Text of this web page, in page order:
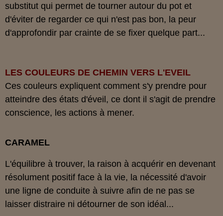
substitut qui permet de tourner autour du pot et
d'éviter de regarder ce qui n'est pas bon, la peur
d'approfondir par crainte de se fixer quelque part...
LES COULEURS DE CHEMIN VERS L'EVEIL
Ces couleurs expliquent comment s'y prendre pour
atteindre des états d'éveil, ce dont il s'agit de prendre
conscience, les actions à mener.
CARAMEL
L'équilibre à trouver, la raison à acquérir en devenant
résolument positif face à la vie, la nécessité d'avoir
une ligne de conduite à suivre afin de ne pas se
laisser distraire ni détourner de son idéal...